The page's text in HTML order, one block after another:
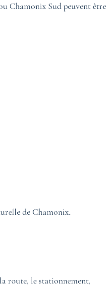
Chamonix Sud peuvent être
de Chamonix.
route, le stationnement,